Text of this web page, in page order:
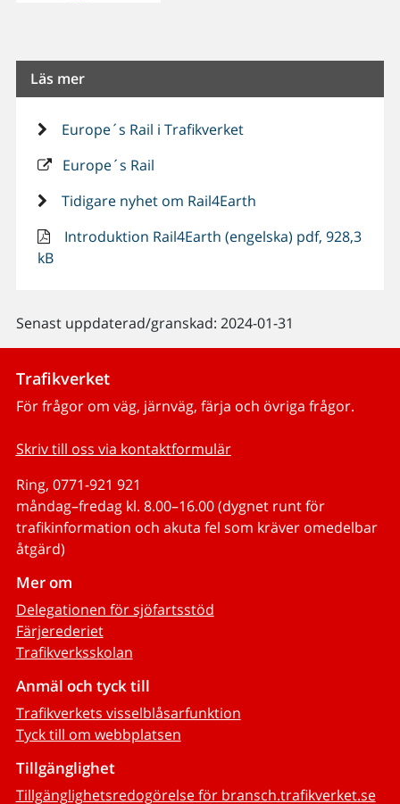
Läs mer
Europe´s Rail i Trafikverket
Europe´s Rail
Tidigare nyhet om Rail4Earth
Introduktion Rail4Earth (engelska) pdf, 928,3
kB
Senast uppdaterad/granskad: 2024-01-31
Trafikverket
För frågor om väg, järnväg, färja och övriga frågor.
Skriv till oss via kontaktformulär
Ring, 0771-921 921
måndag–fredag kl. 8.00–16.00 (dygnet runt för
trafikinformation och akuta fel som kräver omedelbar
åtgärd)
Mer om
Delegationen för sjöfartsstöd
Färjerederiet
Trafikverksskolan
Anmäl och tyck till
Trafikverkets visselblåsarfunktion
Tyck till om webbplatsen
Tillgänglighet
Tillgänglighetsredogörelse för bransch.trafikverket.se